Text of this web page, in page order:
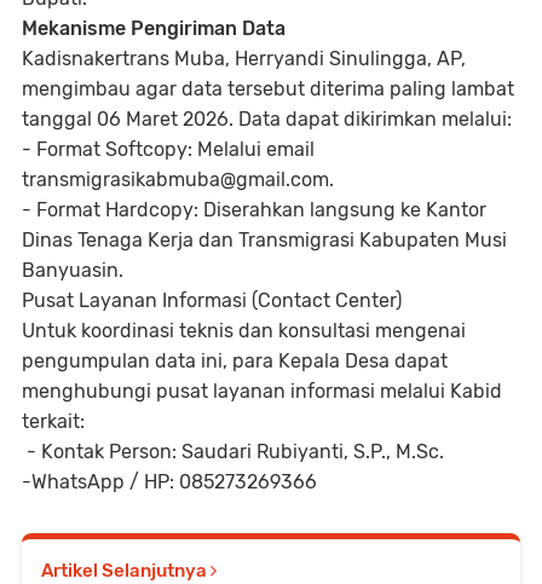
Mekanisme Pengiriman Data
Kadisnakertrans Muba, Herryandi Sinulingga, AP,
mengimbau agar data tersebut diterima paling lambat
tanggal 06 Maret 2026. Data dapat dikirimkan melalui:
- Format Softcopy: Melalui email
transmigrasikabmuba@gmail.com.
- Format Hardcopy: Diserahkan langsung ke Kantor
Dinas Tenaga Kerja dan Transmigrasi Kabupaten Musi
Banyuasin.
Pusat Layanan Informasi (Contact Center)
Untuk koordinasi teknis dan konsultasi mengenai
pengumpulan data ini, para Kepala Desa dapat
menghubungi pusat layanan informasi melalui Kabid
terkait:
- Kontak Person: Saudari Rubiyanti, S.P., M.Sc.
-WhatsApp / HP: 085273269366
Artikel Selanjutnya